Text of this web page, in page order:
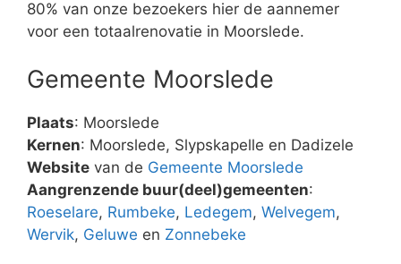
80% van onze bezoekers hier de aannemer
voor een totaalrenovatie in Moorslede.
Gemeente Moorslede
Plaats: Moorslede
Kernen: Moorslede, Slypskapelle en Dadizele
Website van de Gemeente Moorslede
Aangrenzende buur(deel)gemeenten:
Roeselare, Rumbeke, Ledegem, Welvegem,
Wervik, Geluwe en Zonnebeke